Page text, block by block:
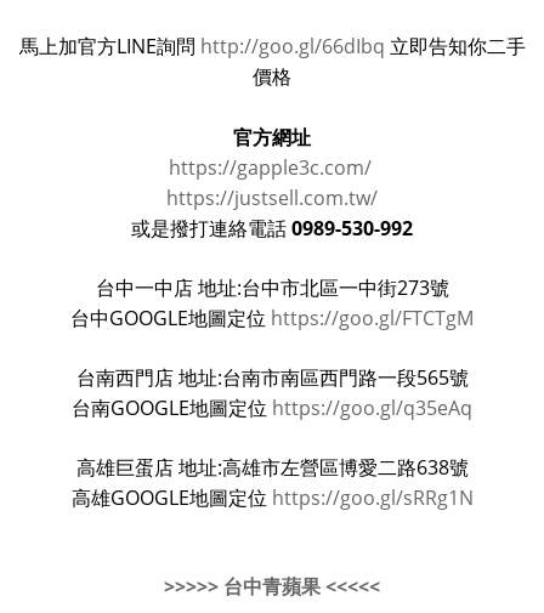
馬上加官方LINE詢問 http://goo.gl/66dIbq 立即告知你二手
價格
官方網址
https://gapple3c.com/
https://justsell.com.tw/
或是撥打連絡電話 0989-530-992
台中一中店 地址:台中市北區一中街273號
台中GOOGLE地圖定位 https://goo.gl/FTCTgM
台南西門店 地址:台南市南區西門路一段565號
台南GOOGLE地圖定位 https://goo.gl/q35eAq
高雄巨蛋店 地址:高雄市左營區博愛二路638號
高雄GOOGLE地圖定位 https://goo.gl/sRRg1N
>>>>> 台中青蘋果 <<<<<